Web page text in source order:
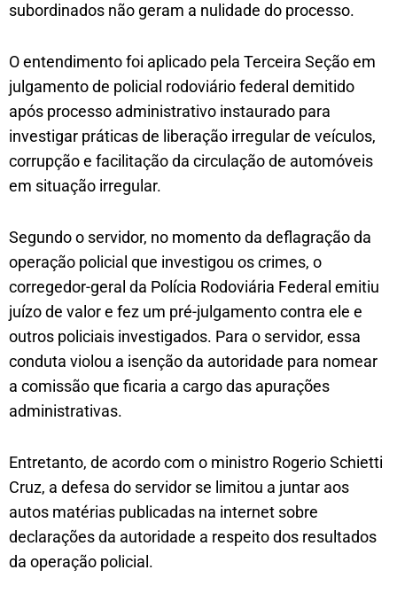
subordinados não geram a nulidade do processo.
O entendimento foi aplicado pela Terceira Seção em
julgamento de policial rodoviário federal demitido
após processo administrativo instaurado para
investigar práticas de liberação irregular de veículos,
corrupção e facilitação da circulação de automóveis
em situação irregular.
Segundo o servidor, no momento da deflagração da
operação policial que investigou os crimes, o
corregedor-geral da Polícia Rodoviária Federal emitiu
juízo de valor e fez um pré-julgamento contra ele e
outros policiais investigados. Para o servidor, essa
conduta violou a isenção da autoridade para nomear
a comissão que ficaria a cargo das apurações
administrativas.
Entretanto, de acordo com o ministro Rogerio Schietti
Cruz, a defesa do servidor se limitou a juntar aos
autos matérias publicadas na internet sobre
declarações da autoridade a respeito dos resultados
da operação policial.